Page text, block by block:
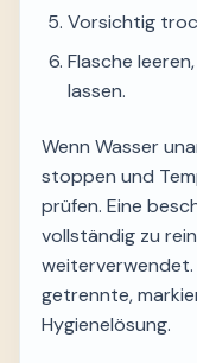
Vorsichtig
Flasche
lassen.
Wenn Wasser
stoppen und
prüfen. Eine
vollständig zu
weiterverwendet.
getrennte,
Hygienelösung.